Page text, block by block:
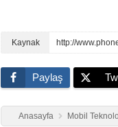
http://
Paylaş
Anasayfa Mobil